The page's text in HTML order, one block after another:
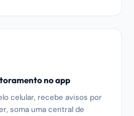
no app
celular, recebe avisos por
soma uma central de